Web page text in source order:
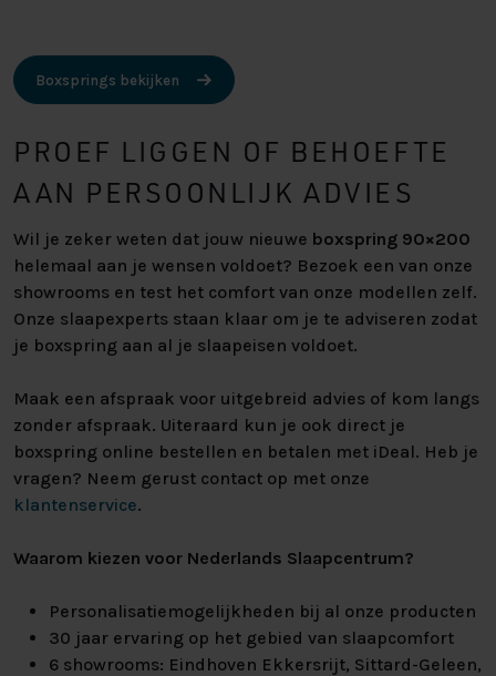
Boxsprings bekijken
PROEF LIGGEN OF BEHOEFTE
AAN PERSOONLIJK ADVIES
Wil je zeker weten dat jouw nieuwe boxspring 90×200
helemaal aan je wensen voldoet? Bezoek een van onze
showrooms en test het comfort van onze modellen zelf.
Onze slaapexperts staan klaar om je te adviseren zodat
je boxspring aan al je slaapeisen voldoet.
Maak een afspraak voor uitgebreid advies of kom langs
zonder afspraak. Uiteraard kun je ook direct je
boxspring online bestellen en betalen met iDeal. Heb je
vragen? Neem gerust contact op met onze
klantenservice.
Waarom kiezen voor Nederlands Slaapcentrum?
Personalisatiemogelijkheden bij al onze producten
30 jaar ervaring op het gebied van slaapcomfort
6 showrooms: Eindhoven Ekkersrijt, Sittard-Geleen,